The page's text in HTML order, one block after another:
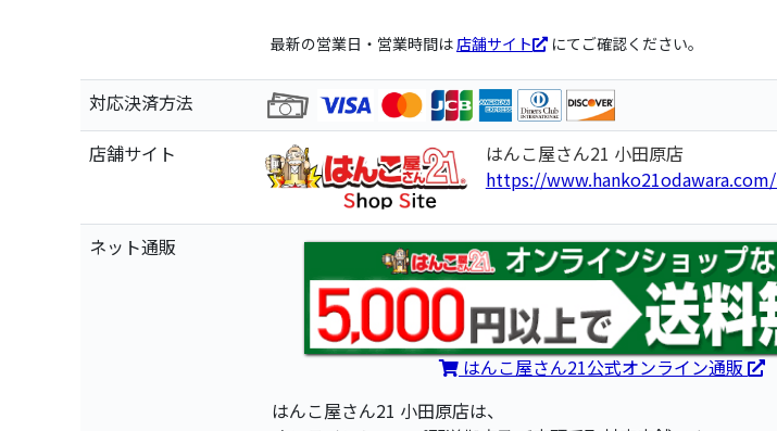
最新の営業日・営業時間は 店舗サイト にてご確認ください。
対応決済方法
店舗サイト
はんこ屋さん21 小田原店
https://www.hanko21odawara.com/
ネット通販
はんこ屋さん21公式オンライン通販
はんこ屋さん21 小田原店は、